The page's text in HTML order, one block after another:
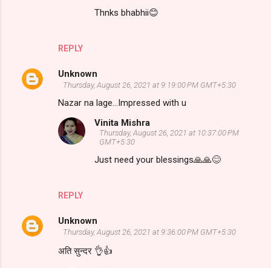
REPLY
Thnks bhabhii😊
Unknown
Thursday, August 26, 2021 at 9:19:00 PM GMT+5:30
Nazar na lage...Impressed with u
REPLY
Vinita Mishra
Thursday, August 26, 2021 at 10:37:00 PM
GMT+5:30
Just need your blessings🙏🙏😊
Unknown
Thursday, August 26, 2021 at 9:36:00 PM GMT+5:30
अति सुन्दर 👌👍